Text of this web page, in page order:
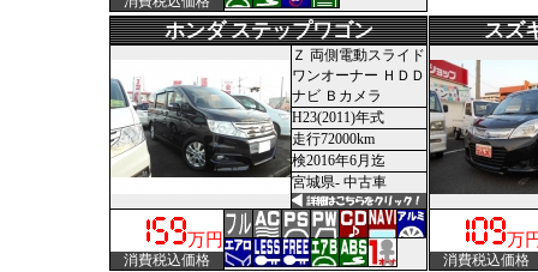
ホンダ ステップワゴン
Ｚ 両側電動スライド
ワンオーナー ＨＤＤ
ナビ Ｂカメラ
H23(2011)年式
走行72000km
検2016年6月迄
宮城県- 中古車
万円
消費税込価格
スズ
万
消費税込価格